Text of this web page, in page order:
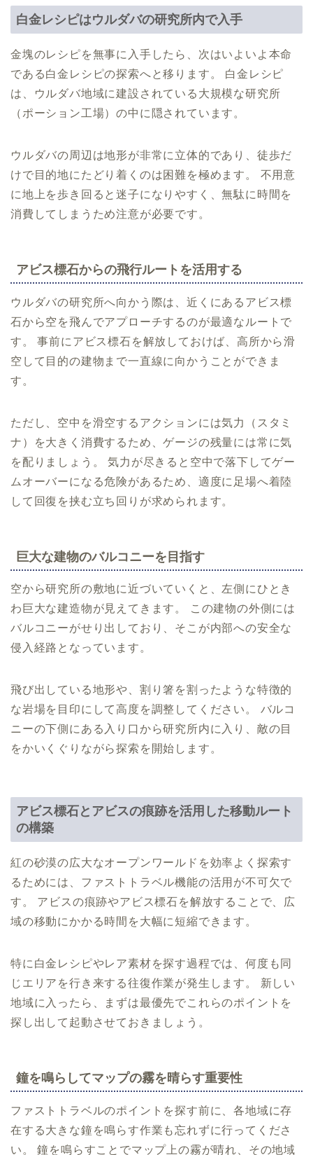
白金レシピはウルダバの研究所内で入手
金塊のレシピを無事に入手したら、次はいよいよ本命
である白金レシピの探索へと移ります。 白金レシピ
は、ウルダバ地域に建設されている大規模な研究所
（ポーション工場）の中に隠されています。
ウルダバの周辺は地形が非常に立体的であり、徒歩だ
けで目的地にたどり着くのは困難を極めます。 不用意
に地上を歩き回ると迷子になりやすく、無駄に時間を
消費してしまうため注意が必要です。
アビス標石からの飛行ルートを活用する
ウルダバの研究所へ向かう際は、近くにあるアビス標
石から空を飛んでアプローチするのが最適なルートで
す。 事前にアビス標石を解放しておけば、高所から滑
空して目的の建物まで一直線に向かうことができま
す。
ただし、空中を滑空するアクションには気力（スタミ
ナ）を大きく消費するため、ゲージの残量には常に気
を配りましょう。 気力が尽きると空中で落下してゲー
ムオーバーになる危険があるため、適度に足場へ着陸
して回復を挟む立ち回りが求められます。
巨大な建物のバルコニーを目指す
空から研究所の敷地に近づいていくと、左側にひとき
わ巨大な建造物が見えてきます。 この建物の外側には
バルコニーがせり出しており、そこが内部への安全な
侵入経路となっています。
飛び出している地形や、割り箸を割ったような特徴的
な岩場を目印にして高度を調整してください。 バルコ
ニーの下側にある入り口から研究所内に入り、敵の目
をかいくぐりながら探索を開始します。
アビス標石とアビスの痕跡を活用した移動ルート
の構築
紅の砂漠の広大なオープンワールドを効率よく探索す
るためには、ファストトラベル機能の活用が不可欠で
す。 アビスの痕跡やアビス標石を解放することで、広
域の移動にかかる時間を大幅に短縮できます。
特に白金レシピやレア素材を探す過程では、何度も同
じエリアを行き来する往復作業が発生します。 新しい
地域に入ったら、まずは最優先でこれらのポイントを
探し出して起動させておきましょう。
鐘を鳴らしてマップの霧を晴らす重要性
ファストトラベルのポイントを探す前に、各地域に存
在する大きな鐘を鳴らす作業も忘れずに行ってくださ
い。 鐘を鳴らすことでマップ上の霧が晴れ、その地域